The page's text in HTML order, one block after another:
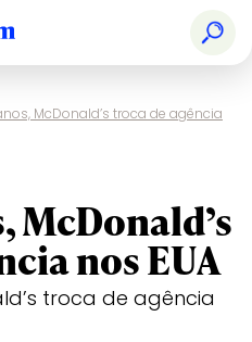
McDonald’s troca de agência
McDonald’s
nos EUA
troca de agência